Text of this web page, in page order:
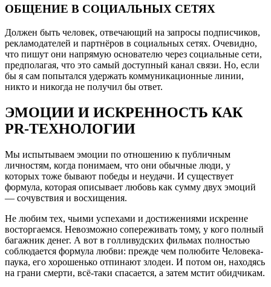
ОБЩЕНИЕ В СОЦИАЛЬНЫХ СЕТЯХ
Должен быть человек, отвечающий на запросы подписчиков,
рекламодателей и партнёров в социальных сетях. Очевидно,
что пишут они напрямую основателю через социальные сети,
предполагая, что это самый доступный канал связи. Но, если
бы я сам попытался удержать коммуникационные линии,
никто и никогда не получил бы ответ.
ЭМОЦИИ И ИСКРЕННОСТЬ КАК
PR-ТЕХНОЛОГИИ
Мы испытываем эмоции по отношению к публичным
личностям, когда понимаем, что они обычные люди, у
которых тоже бывают победы и неудачи. И существует
формула, которая описывает любовь как сумму двух эмоций
— сочувствия и восхищения.
Не любим тех, чьими успехами и достижениями искренне
восторгаемся. Невозможно сопереживать тому, у кого полный
багажник денег. А вот в голливудских фильмах полностью
соблюдается формула любви: прежде чем полюбите Человека-
паука, его хорошенько отпинают злодеи. И потом он, находясь
на грани смерти, всё-таки спасается, а затем мстит обидчикам.